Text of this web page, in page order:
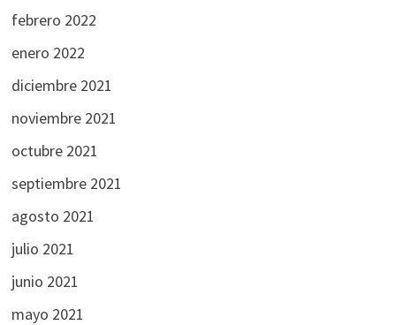
febrero 2022
enero 2022
diciembre 2021
noviembre 2021
octubre 2021
septiembre 2021
agosto 2021
julio 2021
junio 2021
mayo 2021